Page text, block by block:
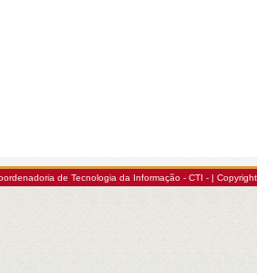
de Tecnologia da Informação - CTI - |